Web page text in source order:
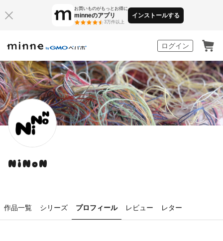
お買いものがもっとお得に
minneのアプリ
3万件以上
インストールする
ログイン
NiNoN
作品一覧 シリーズ プロフィール レビュー レター